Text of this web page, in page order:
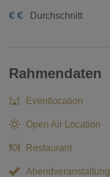
€ € Durchschnitt
Rahmendaten
Eventlocation
Open Air Location
Restaurant
Abendveranstaltung